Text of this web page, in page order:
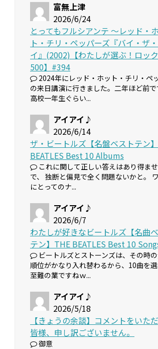
富無上津
2026/6/24
とってもフルシアンテ 〜レッド・
ト・チリ・ペッパーズ『バイ・ザ
イ』(2002)【わたしが選ぶ！ロッ
500】#394
2024年にレッド・ホット・チリ・ペ
の来日講演に行きました。二年ほど前で
高校一年生ぐらい...
アイアイ♪
2026/6/14
ザ・ビートルズ【名盤ベストテン
BEATLES Best 10 Albums
これに関して正しい答えはあり得ま
で、 独断と偏見で全く問題ないかと。
にとってのナ...
アイアイ♪
2026/6/7
わたしが好きなビートルズ【名曲
テン】THE BEATLES Best 10
ビートルズとストーンズは、その時
順位がかなり入れ替わるから、10曲を
至難の業ですねｗ...
アイアイ♪
2026/5/18
【きょうの余談】コメントをいた
皆様、申し訳ございません。
御意